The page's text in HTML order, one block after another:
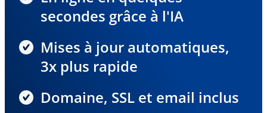
secondes grâce à l'IA
Mises à jour automatiques,
3x plus rapide
Domaine, SSL et email inclus